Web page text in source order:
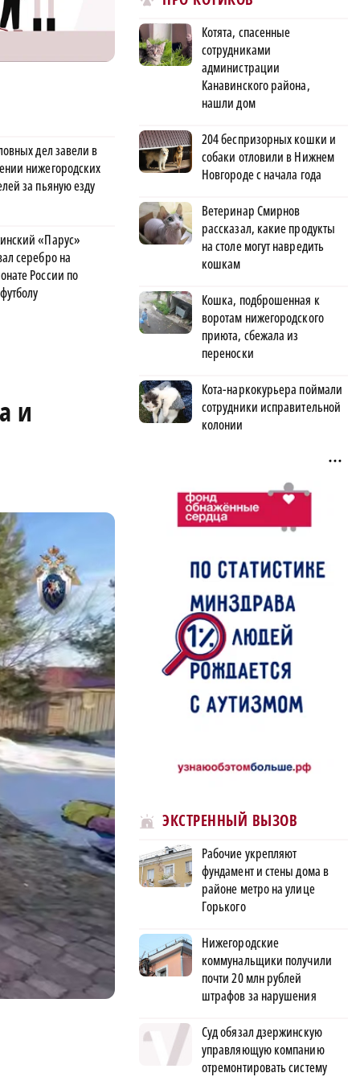
дел завели в
нижегородских
за пьяную езду
«Парус»
серебро на
России по
и
Котята, спасенные
сотрудниками
администрации
Канавинского района,
нашли дом
204 беспризорных кошки и
собаки отловили в Нижнем
Новгороде с начала года
Ветеринар Смирнов
рассказал, какие продукты
на столе могут навредить
кошкам
Кошка, подброшенная к
воротам нижегородского
приюта, сбежала из
переноски
Кота-наркокурьера поймали
сотрудники исправительной
колонии
ЭКСТРЕННЫЙ ВЫЗОВ
Рабочие укрепляют
фундамент и стены дома в
районе метро на улице
Горького
Нижегородские
коммунальщики получили
почти 20 млн рублей
штрафов за нарушения
Суд обязал дзержинскую
управляющую компанию
отремонтировать систему